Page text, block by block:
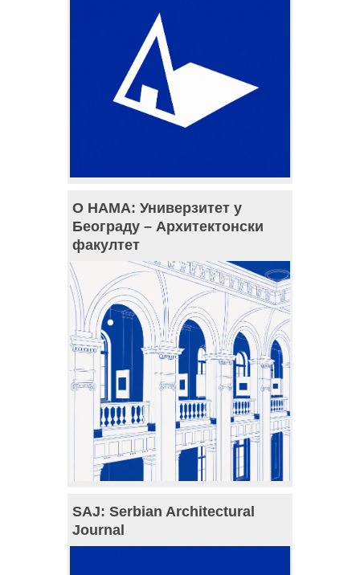
О НАМА: Универзитет у
Београду – Архитектонски
факултет
SAJ: Serbian Architectural
Journal